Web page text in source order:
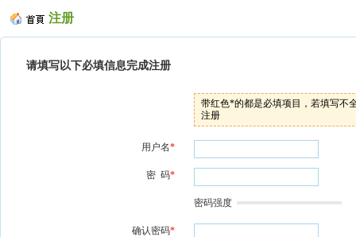
注册
请填写以下必填信息完成注册
带红色*的都是必填项目，若填写不
注册
用户名*
密 码*
密码强度
确认密码*